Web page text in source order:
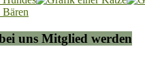
uns Mitglied werden